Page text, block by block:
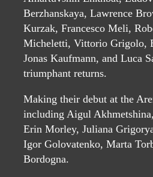
Berzhanskaya, Lawrence
Kurzak, Francesco Meli,
Micheletti, Vittorio Grigolo,
Jonas Kaufmann, and Luca
triumphant returns.
Making their debut at the
including Aigul
Erin Morley, Juliana
Igor Golovatenko, Marta
Bordogna.